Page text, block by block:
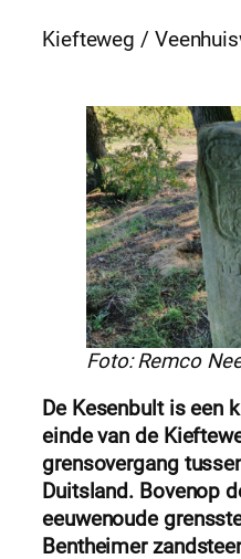
Kiefteweg /
Foto: Remco
De Kesenbult is een
einde van de
grensovergang
Duitsland. Bovenop
eeuwenoude
Bentheimer